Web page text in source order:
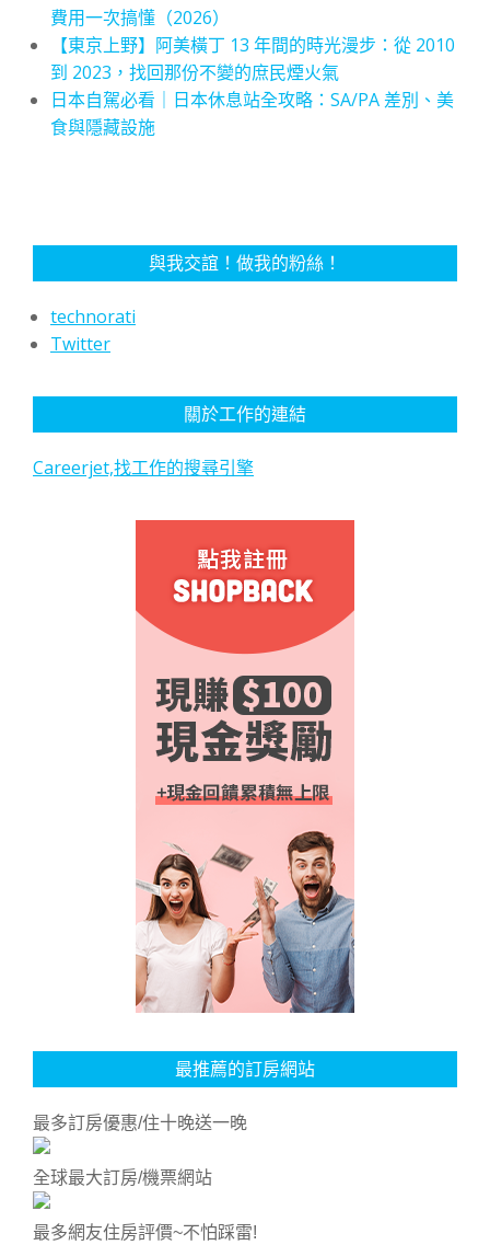
費用一次搞懂（2026）
【東京上野】阿美橫丁 13 年間的時光漫步：從 2010
到 2023，找回那份不變的庶民煙火氣
日本自駕必看｜日本休息站全攻略：SA/PA 差別、美
食與隱藏設施
與我交誼！做我的粉絲！
technorati
Twitter
關於工作的連結
Careerjet,找工作的搜尋引擎
最推薦的訂房網站
最多訂房優惠/住十晚送一晚
全球最大訂房/機票網站
最多網友住房評價~不怕踩雷!